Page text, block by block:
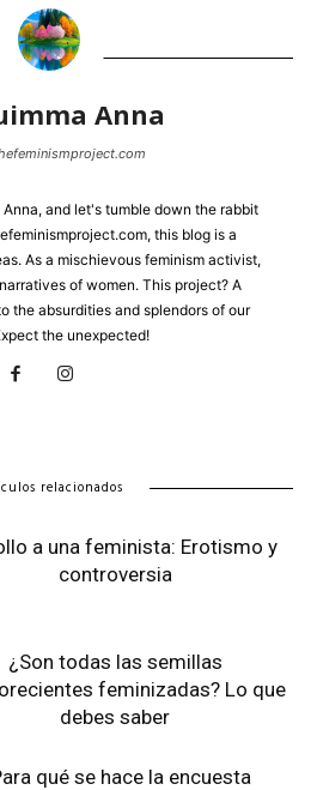
Anna
and let's tumble down the rabbit
this blog is a
As a mischievous feminism activist,
of women. This project? A
the absurdities and splendors of our
the unexpected!
relacionados
a una feminista: Erotismo y
controversia
¿Son todas las semillas
feminizadas? Lo que
debes saber
qué se hace la encuesta